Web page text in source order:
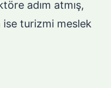
adım atmış,
turizmi meslek